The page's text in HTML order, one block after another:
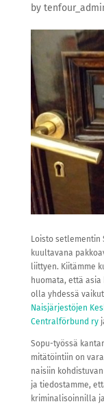
by
Loisto setlementin
kuultavana
liittyen. Kiitämme
huomata, että
olla yhdessä
Naisjärjestöjen
Centralförbund ry
Sopu-työssä
mitätöintiin on
naisiin
ja tiedostamme,
kriminalisoinnilla